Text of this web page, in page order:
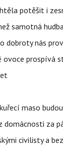
potěšit i
samotná
dobroty nás
prospívá
maso
domácnosti za
civilisty a